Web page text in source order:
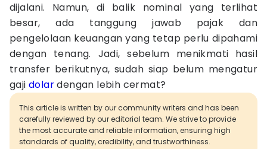
dijalani. Namun, di balik nominal yang terlihat
besar, ada tanggung jawab pajak dan
pengelolaan keuangan yang tetap perlu dipahami
dengan tenang. Jadi, sebelum menikmati hasil
transfer berikutnya, sudah siap belum mengatur
gaji dolardengan lebih cermat?
This article is written by our community writers and has been
carefully reviewed by our editorial team. We strive to provide
the most accurate and reliable information, ensuring high
standards of quality, credibility, and trustworthiness.